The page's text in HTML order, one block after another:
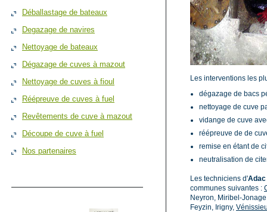
Déballastage de bateaux
Degazage de navires
Nettoyage de bateaux
Dégazage de cuves à mazout
Nettoyage de cuves à fioul
Réépreuve de cuves à fuel
Revêtements de cuve à mazout
Découpe de cuve à fuel
Nos partenaires
Les interventions les
dégazage de bacs
nettoyage de cuve
vidange de cuve
réépreuve de de
remise en étant de
neutralisation de
Les techniciens d'Adac
communes suivantes :
Neyron, Miribel-
Feyzin, Irigny,